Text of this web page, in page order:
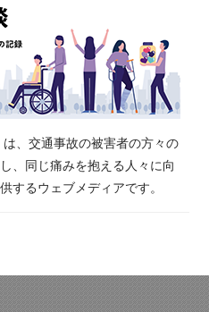
は、​交通事故の​被害者の​方々の​
、同じ​痛みを​抱える​人々に​向
する​ウェブメディアです。​